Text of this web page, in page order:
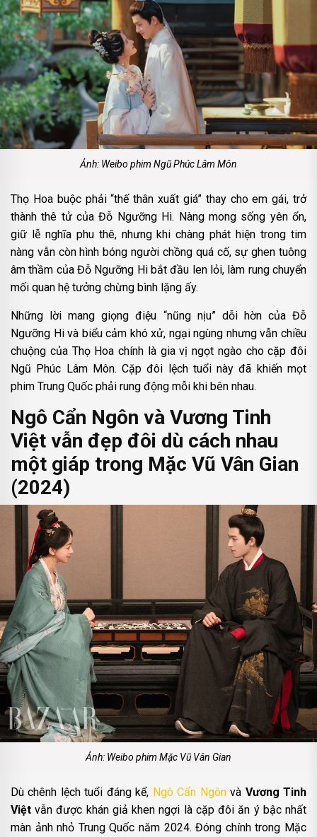
Ảnh: Weibo phim Ngũ Phúc Lâm Môn
Thọ Hoa buộc phải “thế thân xuất giá” thay cho em gái, trở
thành thê tử của Đỗ Ngưỡng Hi. Nàng mong sống yên ổn,
giữ lễ nghĩa phu thê, nhưng khi chàng phát hiện trong tim
nàng vẫn còn hình bóng người chồng quá cố, sự ghen tuông
âm thầm của Đỗ Ngưỡng Hi bắt đầu len lỏi, làm rung chuyển
mối quan hệ tưởng chừng bình lặng ấy.
Những lời mang giọng điệu “nũng nịu” dỗi hờn của Đỗ
Ngưỡng Hi và biểu cảm khó xử, ngại ngùng nhưng vẫn chiều
chuộng của Thọ Hoa chính là gia vị ngọt ngào cho cặp đôi
Ngũ Phúc Lâm Môn. Cặp đôi lệch tuổi này đã khiến mọt
phim Trung Quốc phải rung động mỗi khi bên nhau.
Ngô Cẩn Ngôn và Vương Tinh
Việt vẫn đẹp đôi dù cách nhau
một giáp trong Mặc Vũ Vân Gian
(2024)
Ảnh: Weibo phim Mặc Vũ Vân Gian
Dù chênh lệch tuổi đáng kể, Ngô Cẩn Ngônvà Vương Tinh
Việt vẫn được khán giả khen ngợi là cặp đôi ăn ý bậc nhất
màn ảnh nhỏ Trung Quốc năm 2024. Đóng chính trong Mặc